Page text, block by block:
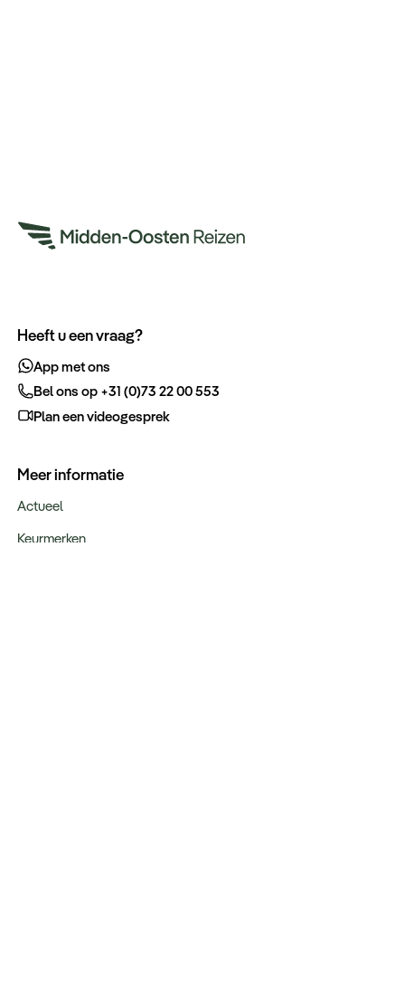
Heeft u een vraag?
App met ons
Bel ons op +31 (0)73 22 00 553
Plan een videogesprek
Meer informatie
Actueel
Keurmerken